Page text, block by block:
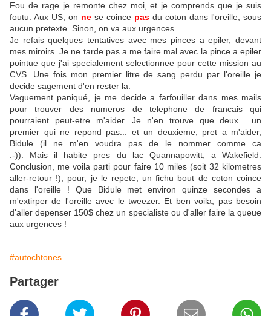
Fou de rage je remonte chez moi, et je comprends que je suis
foutu. Aux US, on ne se coince pas du coton dans l'oreille, sous
aucun pretexte. Sinon, on va aux urgences.
Je refais quelques tentatives avec mes pinces a epiler, devant
mes miroirs. Je ne tarde pas a me faire mal avec la pince a epiler
pointue que j'ai specialement selectionnee pour cette mission au
CVS. Une fois mon premier litre de sang perdu par l'oreille je
decide sagement d'en rester la.
Vaguement paniqué, je me decide a farfouiller dans mes mails
pour trouver des numeros de telephone de francais qui
pourraient peut-etre m'aider. Je n'en trouve que deux... un
premier qui ne repond pas... et un deuxieme, pret a m'aider,
Bidule (il ne m'en voudra pas de le nommer comme ca
:-)). Mais il habite pres du lac Quannapowitt, a Wakefield.
Conclusion, me voila parti pour faire 10 miles (soit 32 kilometres
aller-retour !), pour, je le repete, un fichu bout de coton coince
dans l'oreille ! Que Bidule met environ quinze secondes a
m'extirper de l'oreille avec le tweezer. Et ben voila, pas besoin
d'aller depenser 150$ chez un specialiste ou d'aller faire la queue
aux urgences !
#autochtones
Partager